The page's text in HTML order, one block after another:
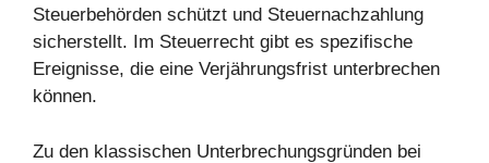
Steuerbehörden schützt und Steuernachzahlung
sicherstellt. Im Steuerrecht gibt es spezifische
Ereignisse, die eine Verjährungsfrist unterbrechen
können.
Zu den klassischen Unterbrechungsgründen bei